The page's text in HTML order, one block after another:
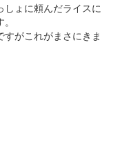
しょに頼んだライスに
がこれがまさにきま